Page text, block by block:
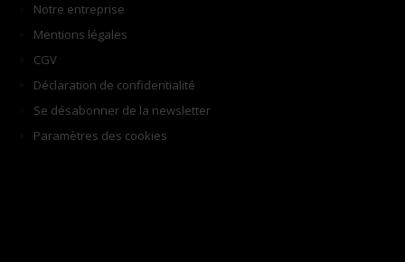
Notre entreprise
Mentions légales
CGV
Déclaration de confidentialité
Se désabonner de la newsletter
Paramètres des cookies